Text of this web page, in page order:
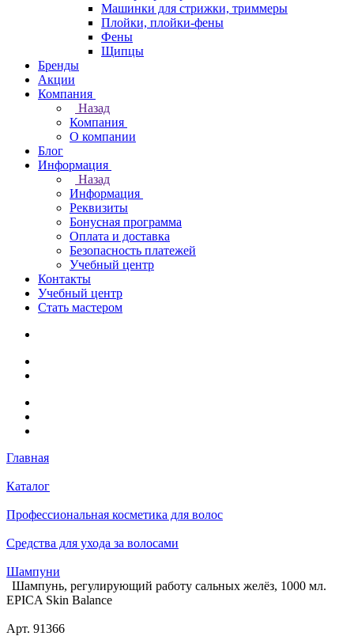
Машинки для стрижки, триммеры
Плойки, плойки-фены
Фены
Щипцы
Бренды
Акции
Компания
Назад
Компания
О компании
Блог
Информация
Назад
Информация
Реквизиты
Бонусная программа
Оплата и доставка
Безопасность платежей
Учебный центр
Контакты
Учебный центр
Стать мастером
Главная
Каталог
Профессиональная косметика для волос
Средства для ухода за волосами
Шампуни
Шампунь, регулирующий работу сальных желёз, 1000 мл.
EPICA Skin Balance
Арт. 91366